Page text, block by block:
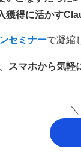
獲得に活かす
セミナーで凝縮
スマホから気軽